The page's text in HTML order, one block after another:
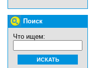
Поиск
Что ищем: